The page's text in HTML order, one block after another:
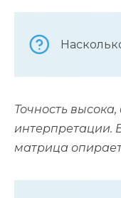
Точность
интерпретации.
матрица